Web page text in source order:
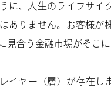
に、人生のライフサイ
ありません。お客様
見合う金融市場がそこ
イヤー（層）が存在し